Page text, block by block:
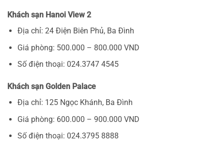
Khách sạn Hanoi View 2
Địa chỉ: 24 Điện Biên Phủ, Ba Đình
Giá phòng: 500.000 – 800.000 VND
Số điện thoại: 024.3747 4545
Khách sạn Golden Palace
Địa chỉ: 125 Ngọc Khánh, Ba Đình
Giá phòng: 600.000 – 900.000 VND
Số điện thoại: 024.3795 8888